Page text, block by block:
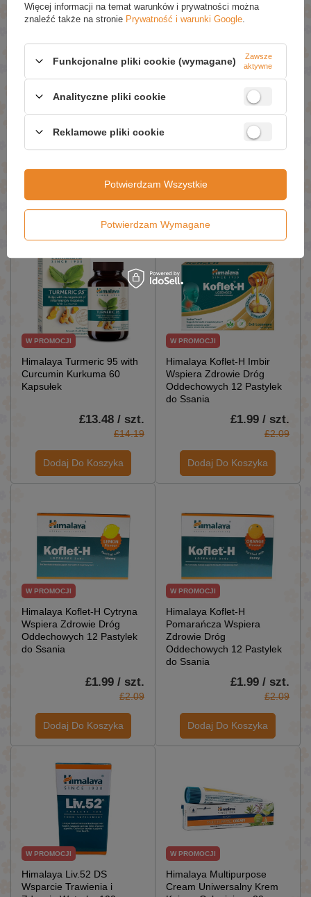
Balsam do Ust 10g
£3.13 / szt.
£3.29
Dodaj Do Koszyka
Himalaya Total Care
Ziołowa Pasta do Zębów
100ml
£3.13 / szt.
Dodaj Do Koszyka
W PROMOCJI
Himalaya Turmeric 95 with
Curcumin Kurkuma 60
Kapsułek
£13.48 / szt.
£14.19
Dodaj Do Koszyka
W PROMOCJI
Himalaya Koflet-H Imbir
Wspiera Zdrowie Dróg
Oddechowych 12 Pastylek
do Ssania
£1.99 / szt.
£2.09
Dodaj Do Koszyka
W PROMOCJI
Himalaya Koflet-H Cytryna
Wspiera Zdrowie Dróg
Oddechowych 12 Pastylek
do Ssania
£1.99 / szt.
£2.09
Dodaj Do Koszyka
W PROMOCJI
Himalaya Koflet-H
Pomarańcza Wspiera
Zdrowie Dróg
Oddechowych 12 Pastylek
do Ssania
£1.99 / szt.
£2.09
Dodaj Do Koszyka
W PROMOCJI
Himalaya Liv.52 DS
Wsparcie Trawienia i
W PROMOCJI
Himalaya Multipurpose
Cream Uniwersalny Krem
Więcej informacji na temat warunków i prywatności można
znaleźć także na stronie Prywatność i warunki Google
Funkcjonalne pliki cookie (wymagane)
Zawsze
aktywne
Analityczne pliki cookie
Reklamowe pliki cookie
Potwierdzam Wymagane
Potwierdzam Wszystkie